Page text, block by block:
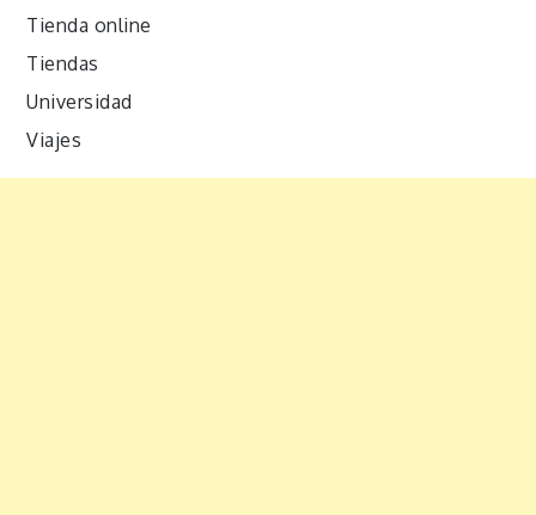
Tienda online
Tiendas
Universidad
Viajes